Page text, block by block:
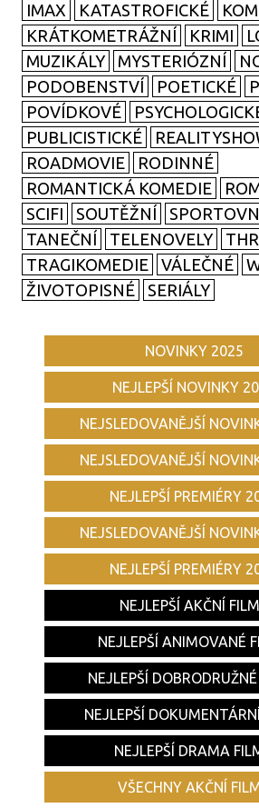
IMAX
KATASTROFICKÉ
KRÁTKOMETRÁŽNÍ
KRIMI
MUZIKÁLY
MYSTERIÓZNÍ
PODOBENSTVÍ
POETICKÉ
POVÍDKOVÉ
PUBLICISTICKÉ
ROADMOVIE
RODINNÉ
ROMANTICKÁ KOMEDIE
SCIFI
SOUTĚŽNÍ
TANEČNÍ
TELENOVELY
TRAGIKOMEDIE
VÁLEČNÉ
ŽIVOTOPISNÉ
SERIÁLY
NOVINKY 2025
NEJLEPŠÍ NOVINKY
NEJSLEDOVANĚJŠÍ
NEJSLEDOVANĚJŠÍ
NEJLEPŠÍ PREMIÉRY
NEJSLEDOVANĚJŠÍ
NEJLEPŠÍ PREMIÉRY
NEJLEPŠÍ AKČNÍ
NEJLEPŠÍ ANIMOVANÉ
NEJLEPŠÍ
NEJLEPŠÍ
NEJLEPŠÍ DRAMA
VŠECHNY AKČNÍ